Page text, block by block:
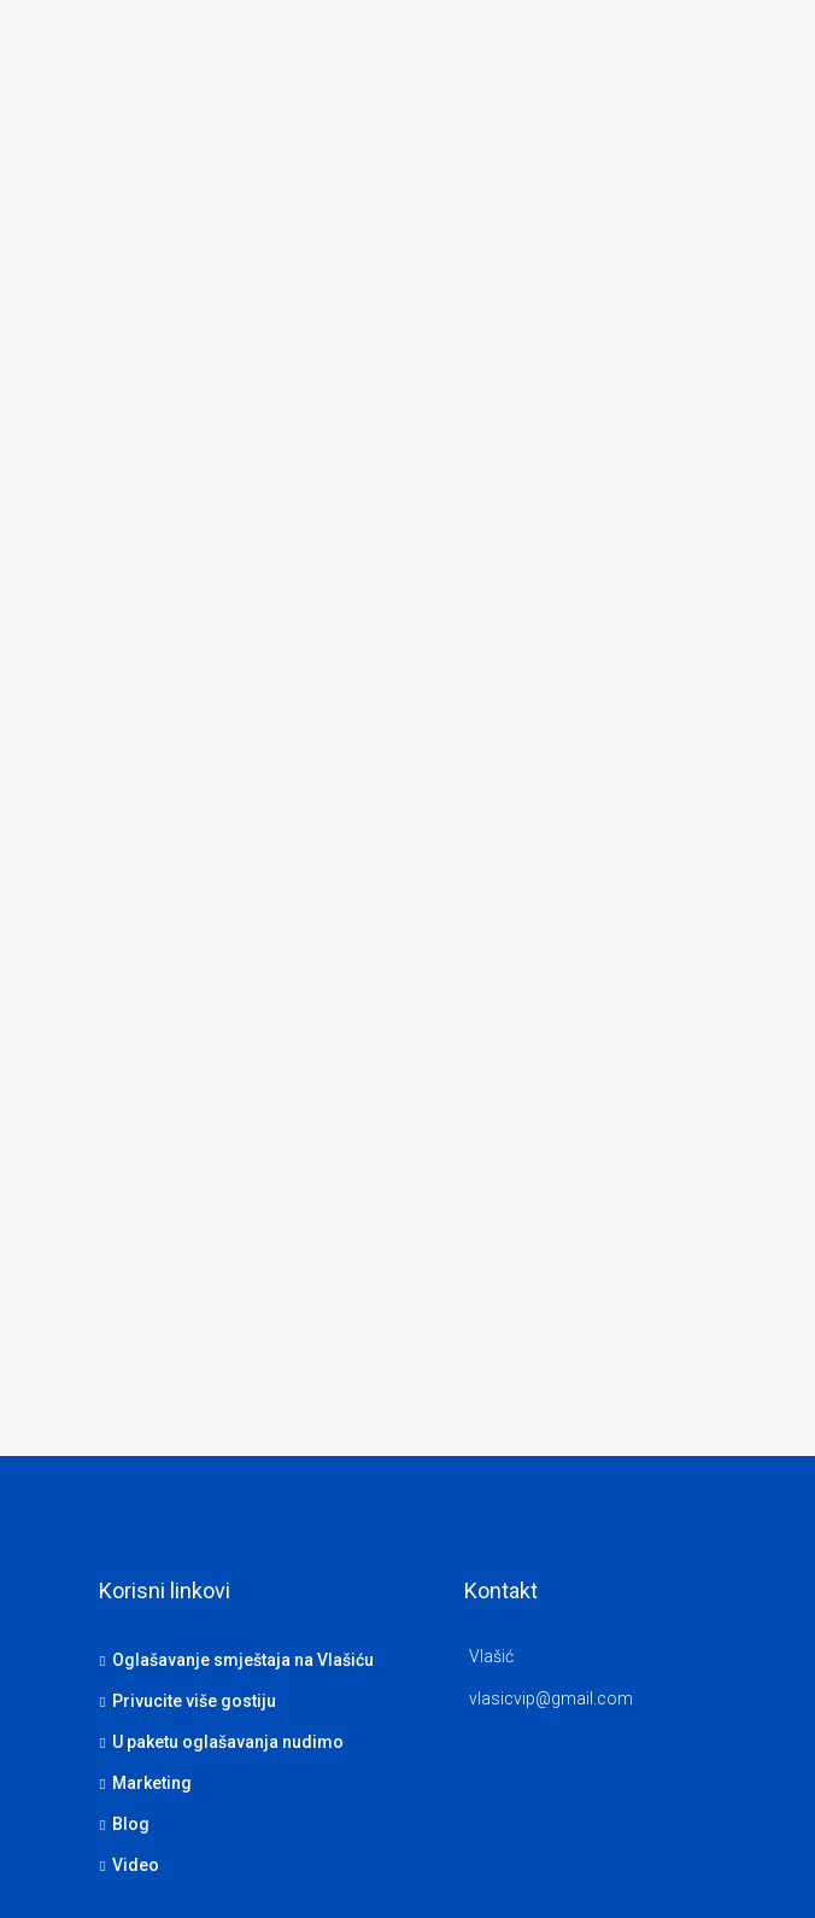
Korisni linkovi
Oglašavanje smještaja na Vlašiću
Privucite više gostiju
U paketu oglašavanja nudimo
Marketing
Blog
Video
Kontakt
Vlašić
vlasicvip@gmail.com